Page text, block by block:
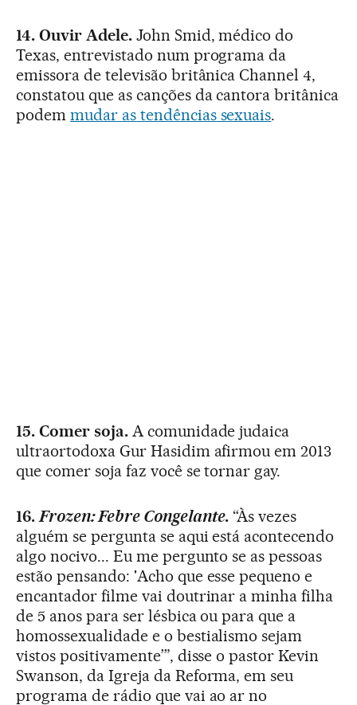
14. Ouvir Adele.John Smid, médico do
Texas, entrevistado num programa da
emissora de televisão britânica Channel 4,
constatou que as canções da cantora britânica
podem mudar as tendências sexuais.
15. Comer soja.A comunidade judaica
ultraortodoxa Gur Hasidim afirmou em 2013
que comer soja faz você se tornar gay.
16. Frozen: Febre Congelante. “Às vezes
alguém se pergunta se aqui está acontecendo
algo nocivo... Eu me pergunto se as pessoas
estão pensando: 'Acho que esse pequeno e
encantador filme vai doutrinar a minha filha
de 5 anos para ser lésbica ou para que a
homossexualidade e o bestialismo sejam
vistos positivamente’”, disse o pastor Kevin
Swanson, da Igreja da Reforma, em seu
programa de rádio que vai ao ar no